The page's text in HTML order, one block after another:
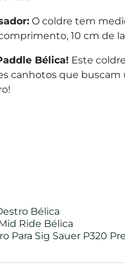
O coldre tem
10 cm de
Bélica! Este
canhotos que
Bélica
Ride Bélica
Para Sig Sauer P320